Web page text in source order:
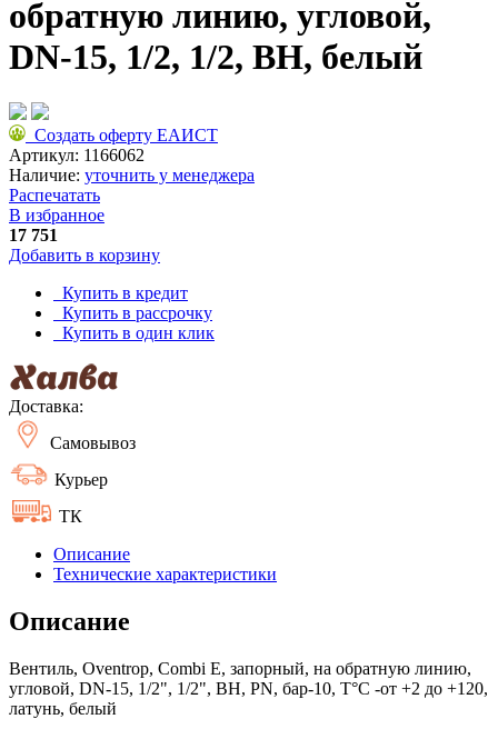
обратную линию, угловой,
DN-15, 1/2, 1/2, ВН, белый
Создать оферту ЕАИСТ
Артикул: 1166062
Наличие: уточнить у менеджера
Распечатать
В избранное
17 751
Добавить в корзину
Купить в кредит
Купить в рассрочку
Купить в один клик
Доставка:
Самовывоз
Курьер
ТК
Описание
Технические характеристики
Описание
Вентиль, Oventrop, Combi E, запорный, на обратную линию,
угловой, DN-15, 1/2", 1/2", ВН, PN, бар-10, T°C -от +2 до +120,
латунь, белый